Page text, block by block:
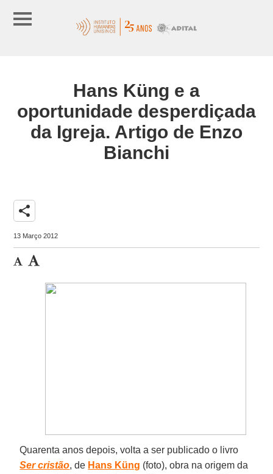
Hans Küng e a
oportunidade desperdiçada
da Igreja. Artigo de Enzo
Bianchi
share
13 Março 2012
Quarenta anos depois, volta a ser publicado o livro
Ser cristão, de Hans Küng (foto), obra na origem da